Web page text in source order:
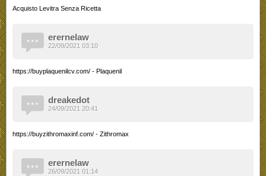
Acquisto Levitra Senza Ricetta
erernelaw
https://buyplaquenilcv.com/ - Plaquenil
22/09/2021 03:10
dreakedot
https://buyzithromaxinf.com/ - Zithromax
24/09/2021 20:41
erernelaw
26/09/2021 01:14